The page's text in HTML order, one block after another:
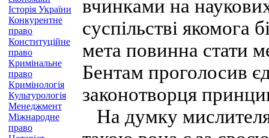
Історія України
Конкурентне
право
Конституційне
право
Кримінальне
право
Кримінологія
Культурологія
Менеджмент
Міжнародне
право
вчинками на
суспільстві якомога
мета повинна стати
Бентам проголосив
законотворця
На думку